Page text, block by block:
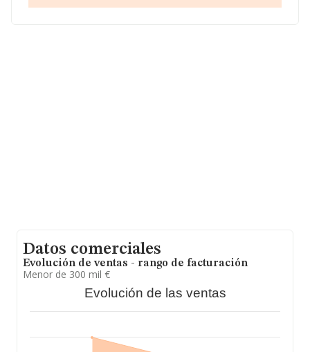
En base a la información de la que dispone INFORMA
Datos comerciales
Evolución de ventas - rango de facturación
Menor de 300 mil €
Evolución de las ventas